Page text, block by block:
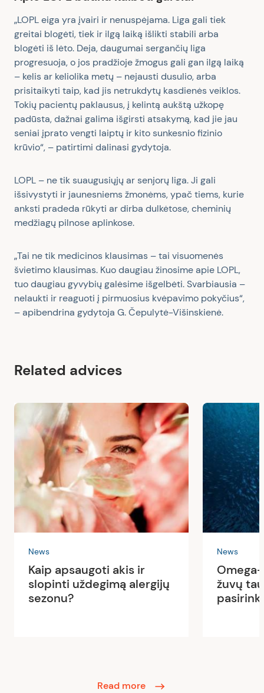
„LOPL eiga yra įvairi ir nenuspėjama. Liga gali tiek
greitai blogėti, tiek ir ilgą laiką išlikti stabili arba
blogėti iš lėto. Deja, daugumai sergančių liga
progresuoja, o jos pradžioje žmogus gali gan ilgą laiką
– kelis ar keliolika metų – nejausti dusulio, arba
prisitaikyti taip, kad jis netrukdytų kasdienės veiklos.
Tokių pacientų paklausus, į kelintą aukštą užkopę
padūsta, dažnai galima išgirsti atsakymą, kad jie jau
seniai įprato vengti laiptų ir kito sunkesnio fizinio
krūvio“, – patirtimi dalinasi gydytoja.
LOPL – ne tik suaugusiųjų ar senjorų liga. Ji gali
išsivystyti ir jaunesniems žmonėms, ypač tiems, kurie
anksti pradeda rūkyti ar dirba dulkėtose, cheminių
medžiagų pilnose aplinkose.
„Tai ne tik medicinos klausimas – tai visuomenės
švietimo klausimas. Kuo daugiau žinosime apie LOPL,
tuo daugiau gyvybių galėsime išgelbėti. Svarbiausia –
nelaukti ir reaguoti į pirmuosius kvėpavimo pokyčius“,
– apibendrina gydytoja G. Čepulytė-Višinskienė.
Related advices
News
Kaip apsaugoti akis ir
slopinti uždegimą alergijų
sezonu?
News
žuvų
Read more